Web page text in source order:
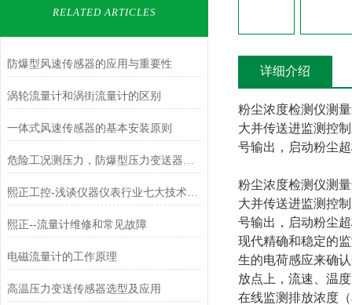
RELATED ARTICLES
防爆型风速传感器的应用与重要性
涡轮流量计和涡街流量计的区别
一体式风速传感器的基本安装原则
危险工况测压力，防爆型压力变送器更安心
熙正工控-浅谈仪器仪表行业七大技术问题
熙正--流量计维修和常见故障
电磁流量计的工作原理
高温压力变送传感器选型及应用
详细介绍
粉尘浓度检测仪测
大并传送进监测控
号输出，启动粉尘
粉尘浓度检测仪测
大并传送进监测控
号输出，启动粉尘
现代精确和稳定的
生的电荷感应来确
放点上，流速、温
在线监测排放浓度